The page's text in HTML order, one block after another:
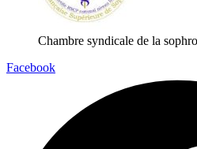
Chambre syndicale de la
Facebook